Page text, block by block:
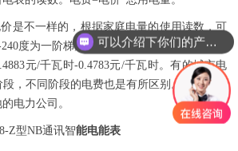
度为一阶梯;241-400度为第二阶梯等。比如
元/千瓦时-0.4783元/千瓦时。有的城市电
，不同阶段的电费也是有所区别。具体的电
电力公司。
Z型NB通讯智能电能表
可以介绍下你们的产品么